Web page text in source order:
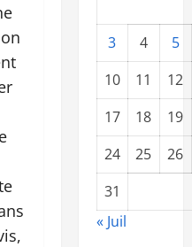
3 4
5
10
11
12
17
18
19
24
25
26
31
« Juil